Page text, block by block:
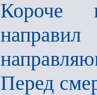
Короче
Перед